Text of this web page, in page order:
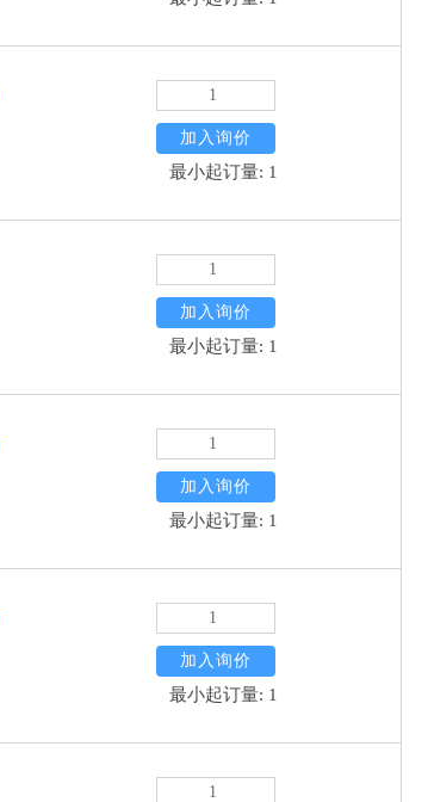
加入询价
最小起订量: 1
加入询价
最小起订量: 1
加入询价
最小起订量: 1
加入询价
最小起订量: 1